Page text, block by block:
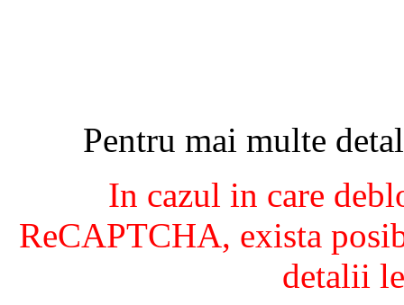
Pentru mai multe
In cazul in care
ReCAPTCHA, exista
detalii